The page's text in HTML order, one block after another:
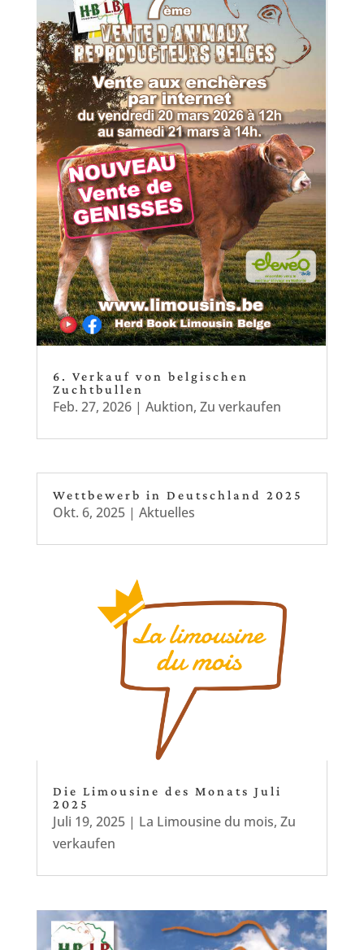
6. Verkauf von belgischen
Zuchtbullen
Feb. 27, 2026| Auktion, Zu verkaufen
Wettbewerb in Deutschland 2025
Okt. 6, 2025| Aktuelles
Die Limousine des Monats Juli
2025
Juli 19, 2025| La Limousine du mois, Zu
verkaufen